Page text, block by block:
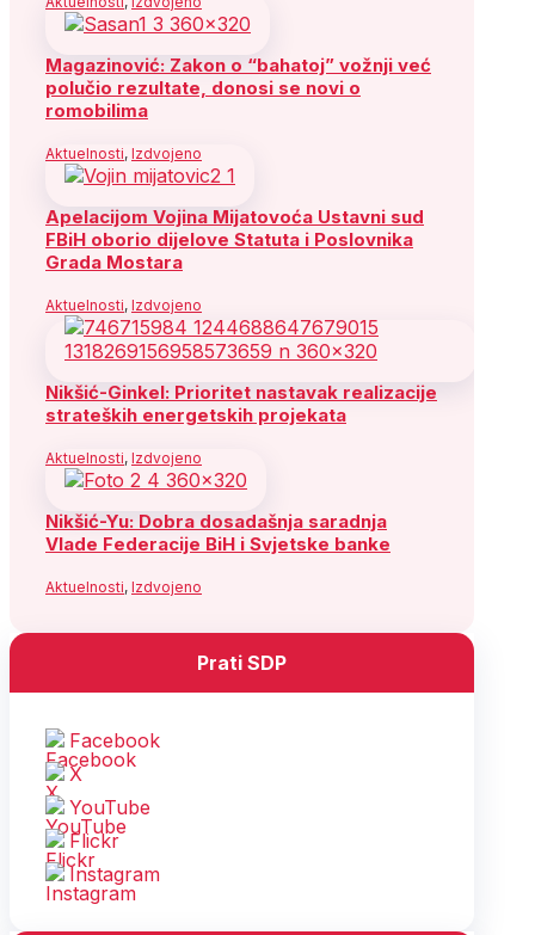
Magazinović: Zakon o “bahatoj” vožnji već
polučio rezultate, donosi se novi o
romobilima
Aktuelnosti, Izdvojeno
Apelacijom Vojina Mijatovoća Ustavni sud
FBiH oborio dijelove Statuta i Poslovnika
Grada Mostara
Aktuelnosti, Izdvojeno
Nikšić-Ginkel: Prioritet nastavak realizacije
strateških energetskih projekata
Aktuelnosti, Izdvojeno
Nikšić-Yu: Dobra dosadašnja saradnja
Vlade Federacije BiH i Svjetske banke
Aktuelnosti, Izdvojeno
Prati SDP
Facebook
X
YouTube
Flickr
Instagram